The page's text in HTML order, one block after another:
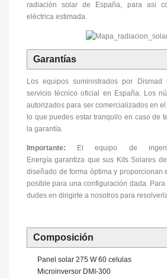
radiación solar de España, para asi
eléctrica estimada.
Garantías
Los equipos suministrados por Dismad
servicio técnico oficial en España. Los
autorizados para ser comercializados en
lo que puedes estar tranquilo en caso de
la garantía.
Importante: El equipo de
Energía garantiza que sus Kits Solares
diseñado de forma óptima y proporcionan
posible para una configuración dada.
dudes en dirigirte a nosotros para
Composición
Panel solar 275 W 60 celulas
Microinversor DMI-300